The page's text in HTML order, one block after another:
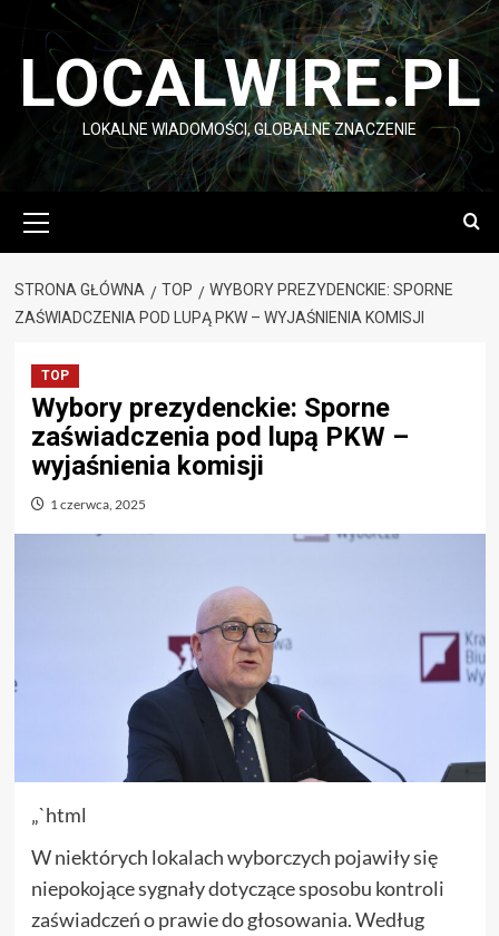
Przejdź
LOCALWIRE.PL
LOKALNE WIADOMOŚCI, GLOBALNE ZNACZENIE
główne
STRONA GŁÓWNA TOP
WYBORY PREZYDENCKIE: SPORNE
ZAŚWIADCZENIA POD LUPĄ PKW – WYJAŚNIENIA KOMISJI
TOP
Wybory prezydenckie: Sporne
zaświadczenia pod lupą PKW –
wyjaśnienia komisji
1 czerwca, 2025
„`html
W niektórych lokalach wyborczych pojawiły się
niepokojące sygnały dotyczące sposobu kontroli
zaświadczeń o prawie do głosowania. Według